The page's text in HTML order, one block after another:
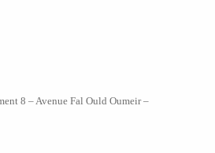
8 – Avenue Fal Ould Oumeir –